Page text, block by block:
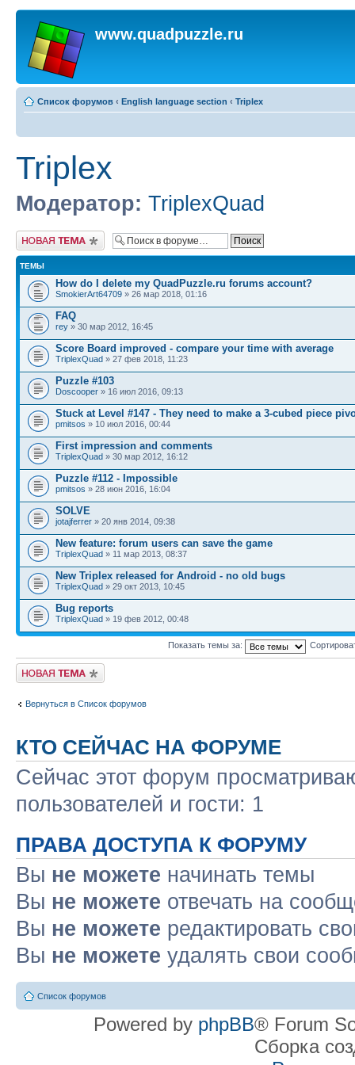
www.quadpuzzle.ru
Список форумов ‹ English language section ‹ Triplex
Triplex
Модератор: TriplexQuad
Начать новую тему
ТЕМЫ
How do I delete my QuadPuzzle.ru forums account?
SmokierArt64709 » 26 мар 2018, 01:16
FAQ
rey » 30 мар 2012, 16:45
Score Board improved - compare your time with average
TriplexQuad » 27 фев 2018, 11:23
Puzzle #103
Doscooper » 16 июл 2016, 09:13
Stuck at Level #147 - They need to make a 3-cubed piece
pmitsos » 10 июл 2016, 00:44
First impression and comments
TriplexQuad » 30 мар 2012, 16:12
Puzzle #112 - Impossible
pmitsos » 28 июн 2016, 16:04
SOLVE
jotajferrer » 20 янв 2014, 09:38
New feature: forum users can save the game
TriplexQuad » 11 мар 2013, 08:37
New Triplex released for Android - no old bugs
TriplexQuad » 29 окт 2013, 10:45
Bug reports
TriplexQuad » 19 фев 2012, 00:48
Показать темы за:
Начать новую тему
Вернуться в Список форумов
КТО СЕЙЧАС НА ФОРУМЕ
Сейчас этот форум
пользователей и гости: 1
ПРАВА ДОСТУПА К ФОРУМУ
Вы не можете начинать темы
Вы не можете отвечать на
Вы не можете редактировать
Вы не можете удалять свои
Список форумов
Powered by phpBB® Forum
Сборка